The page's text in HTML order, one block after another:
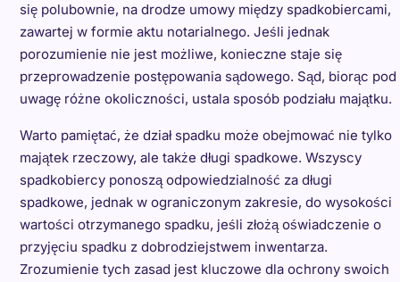
się polubownie, na drodze umowy między spadkobiercami,
zawartej w formie aktu notarialnego. Jeśli jednak
porozumienie nie jest możliwe, konieczne staje się
przeprowadzenie postępowania sądowego. Sąd, biorąc pod
uwagę różne okoliczności, ustala sposób podziału majątku.
Warto pamiętać, że dział spadku może obejmować nie tylko
majątek rzeczowy, ale także długi spadkowe. Wszyscy
spadkobiercy ponoszą odpowiedzialność za długi
spadkowe, jednak w ograniczonym zakresie, do wysokości
wartości otrzymanego spadku, jeśli złożą oświadczenie o
przyjęciu spadku z dobrodziejstwem inwentarza.
Zrozumienie tych zasad jest kluczowe dla ochrony swoich